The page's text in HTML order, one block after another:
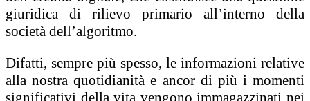
giuridica di rilievo primario all’interno della
società dell’algoritmo.
Difatti, sempre più spesso, le informazioni relative
alla nostra quotidianità e ancor di più i momenti